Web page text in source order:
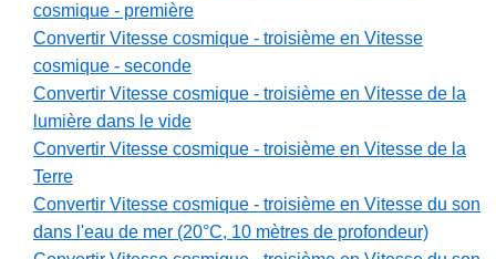
cosmique - première
Convertir Vitesse cosmique - troisième en Vitesse
cosmique - seconde
Convertir Vitesse cosmique - troisième en Vitesse de la
lumière dans le vide
Convertir Vitesse cosmique - troisième en Vitesse de la
Terre
Convertir Vitesse cosmique - troisième en Vitesse du son
dans l'eau de mer (20°C, 10 mètres de profondeur)